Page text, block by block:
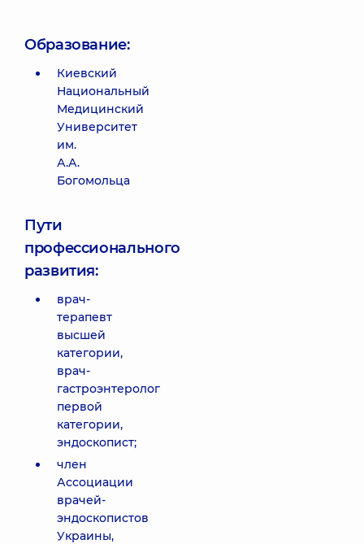
Образование:
Киевский
Национальный
Медицинский
Университет
им.
А.А.
Богомольца
Пути
профессионального
развития:
врач-
терапевт
высшей
категории,
врач-
гастроэнтеролог
первой
категории,
эндоскопист;
член
Ассоциации
врачей-
эндоскопистов
Украины,